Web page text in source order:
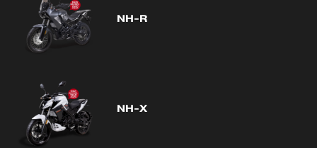
NH-R
NH-X